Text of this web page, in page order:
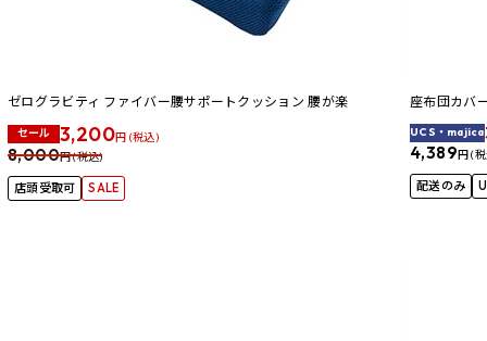
ゼログラビティ ファイバー腰サポートクッション 腰が楽
セール 3,200円 (税込)
8,000円 (税込)
店頭受取可 SALE
座布団カバ
UCS・majica
4,389円 (
配送のみ